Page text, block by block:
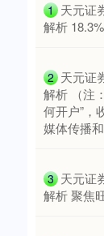
1 天元证
解析
2 天元证
解析 （注
何开户”，
媒体传播
3 天元证
解析 聚焦